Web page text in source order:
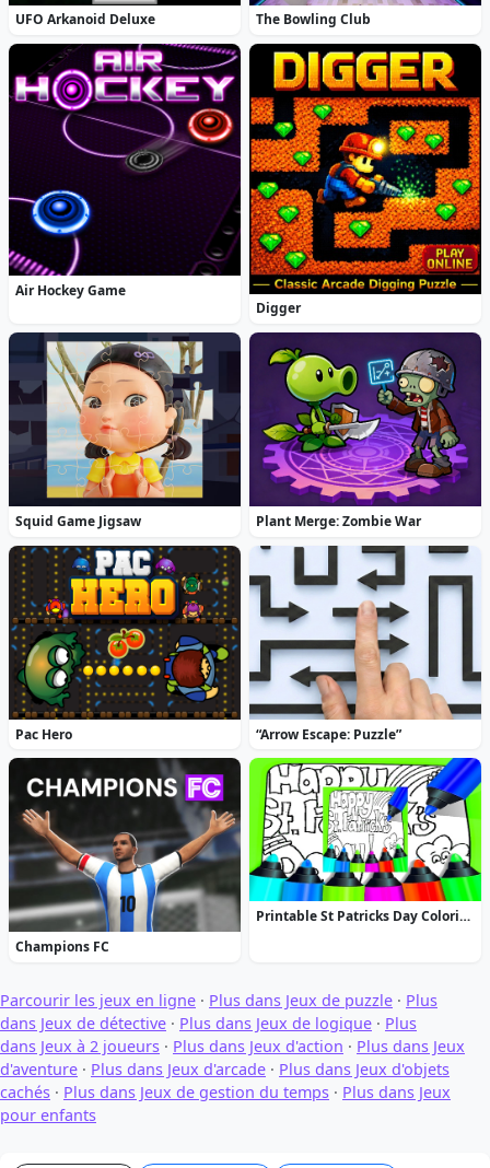
UFO Arkanoid Deluxe The Bowling Club
Air Hockey Game
Digger
Squid Game Jigsaw Plant Merge: Zombie War
Pac Hero “Arrow Escape: Puzzle”
Champions FC
Printable St Patricks Day Coloring Pages
Parcourir les jeux en ligne · Plus dans Jeux de puzzle · Plus
dans Jeux de détective · Plus dans Jeux de logique · Plus
dans Jeux à 2 joueurs · Plus dans Jeux d'action · Plus dans Jeux
d'aventure · Plus dans Jeux d'arcade · Plus dans Jeux d'objets
cachés · Plus dans Jeux de gestion du temps · Plus dans Jeux
pour enfants